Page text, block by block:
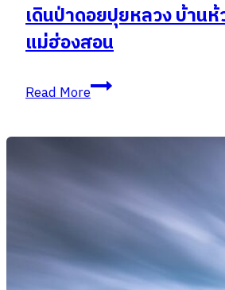
ตก
สุด
ที่สุด
ใน
เดินป่าดอยปุยหลวง บ้าน
แม่ฮ่องสอน
Read Moreเดิน
ป่า
หลวง
บ้าน
แม่ฮ่องสอน